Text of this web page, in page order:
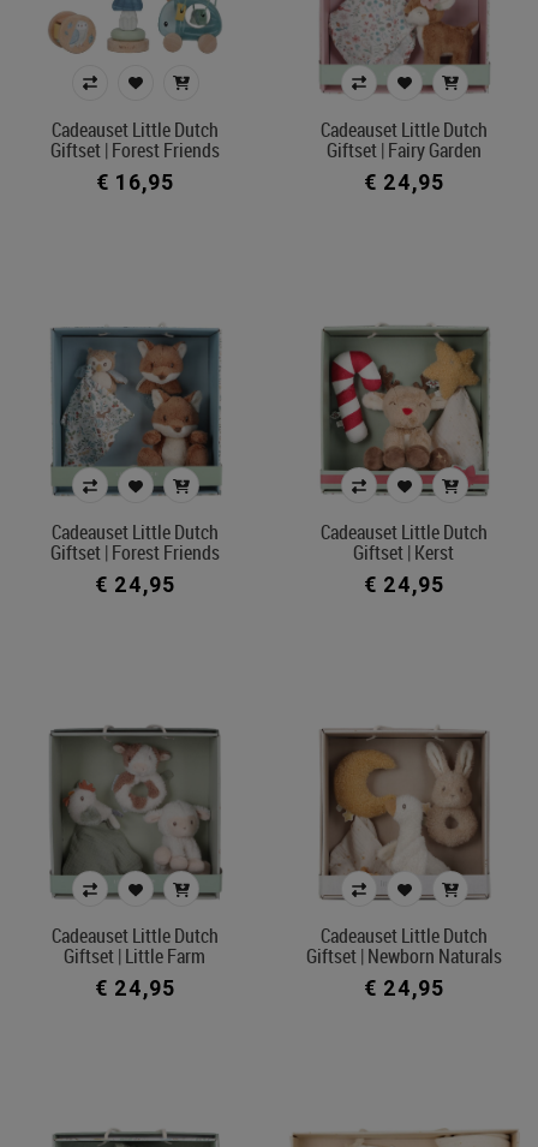
Filters toepassen
Cadeauset Little Dutch
Giftset | Forest Friends
€ 16,95
Cadeauset Little Dutch
Giftset | Fairy Garden
€ 24,95
Cadeauset Little Dutch
Giftset | Forest Friends
€ 24,95
Cadeauset Little Dutch
Giftset | Kerst
€ 24,95
Cadeauset Little Dutch
Giftset | Little Farm
€ 24,95
Cadeauset Little Dutch
Giftset | Newborn Naturals
€ 24,95